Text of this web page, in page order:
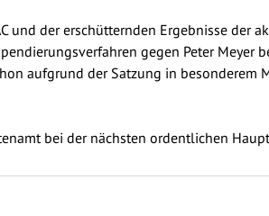
und der erschütternden Ergebnisse der
gegen Peter Meyer
aufgrund der Satzung in
bei der nächsten ordentlichen